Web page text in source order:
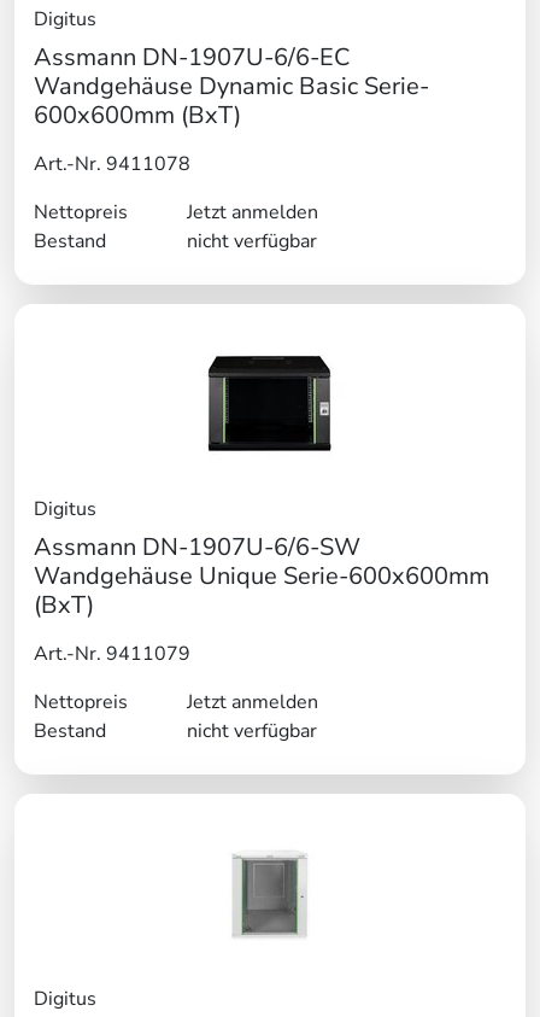
Digitus
Assmann DN-1907U-6/6-EC
Wandgehäuse Dynamic Basic Serie-
600x600mm (BxT)
Art.-Nr. 9411078
Nettopreis
Jetzt anmelden
Bestand
nicht verfügbar
Digitus
Assmann DN-1907U-6/6-SW
Wandgehäuse Unique Serie-600x600mm
(BxT)
Art.-Nr. 9411079
Nettopreis
Jetzt anmelden
Bestand
nicht verfügbar
Digitus